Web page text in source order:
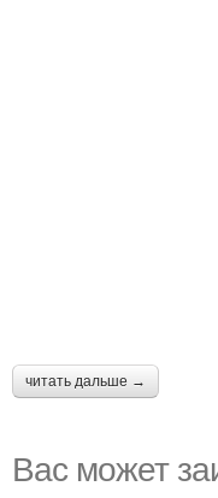
читать дальше →
Вас может